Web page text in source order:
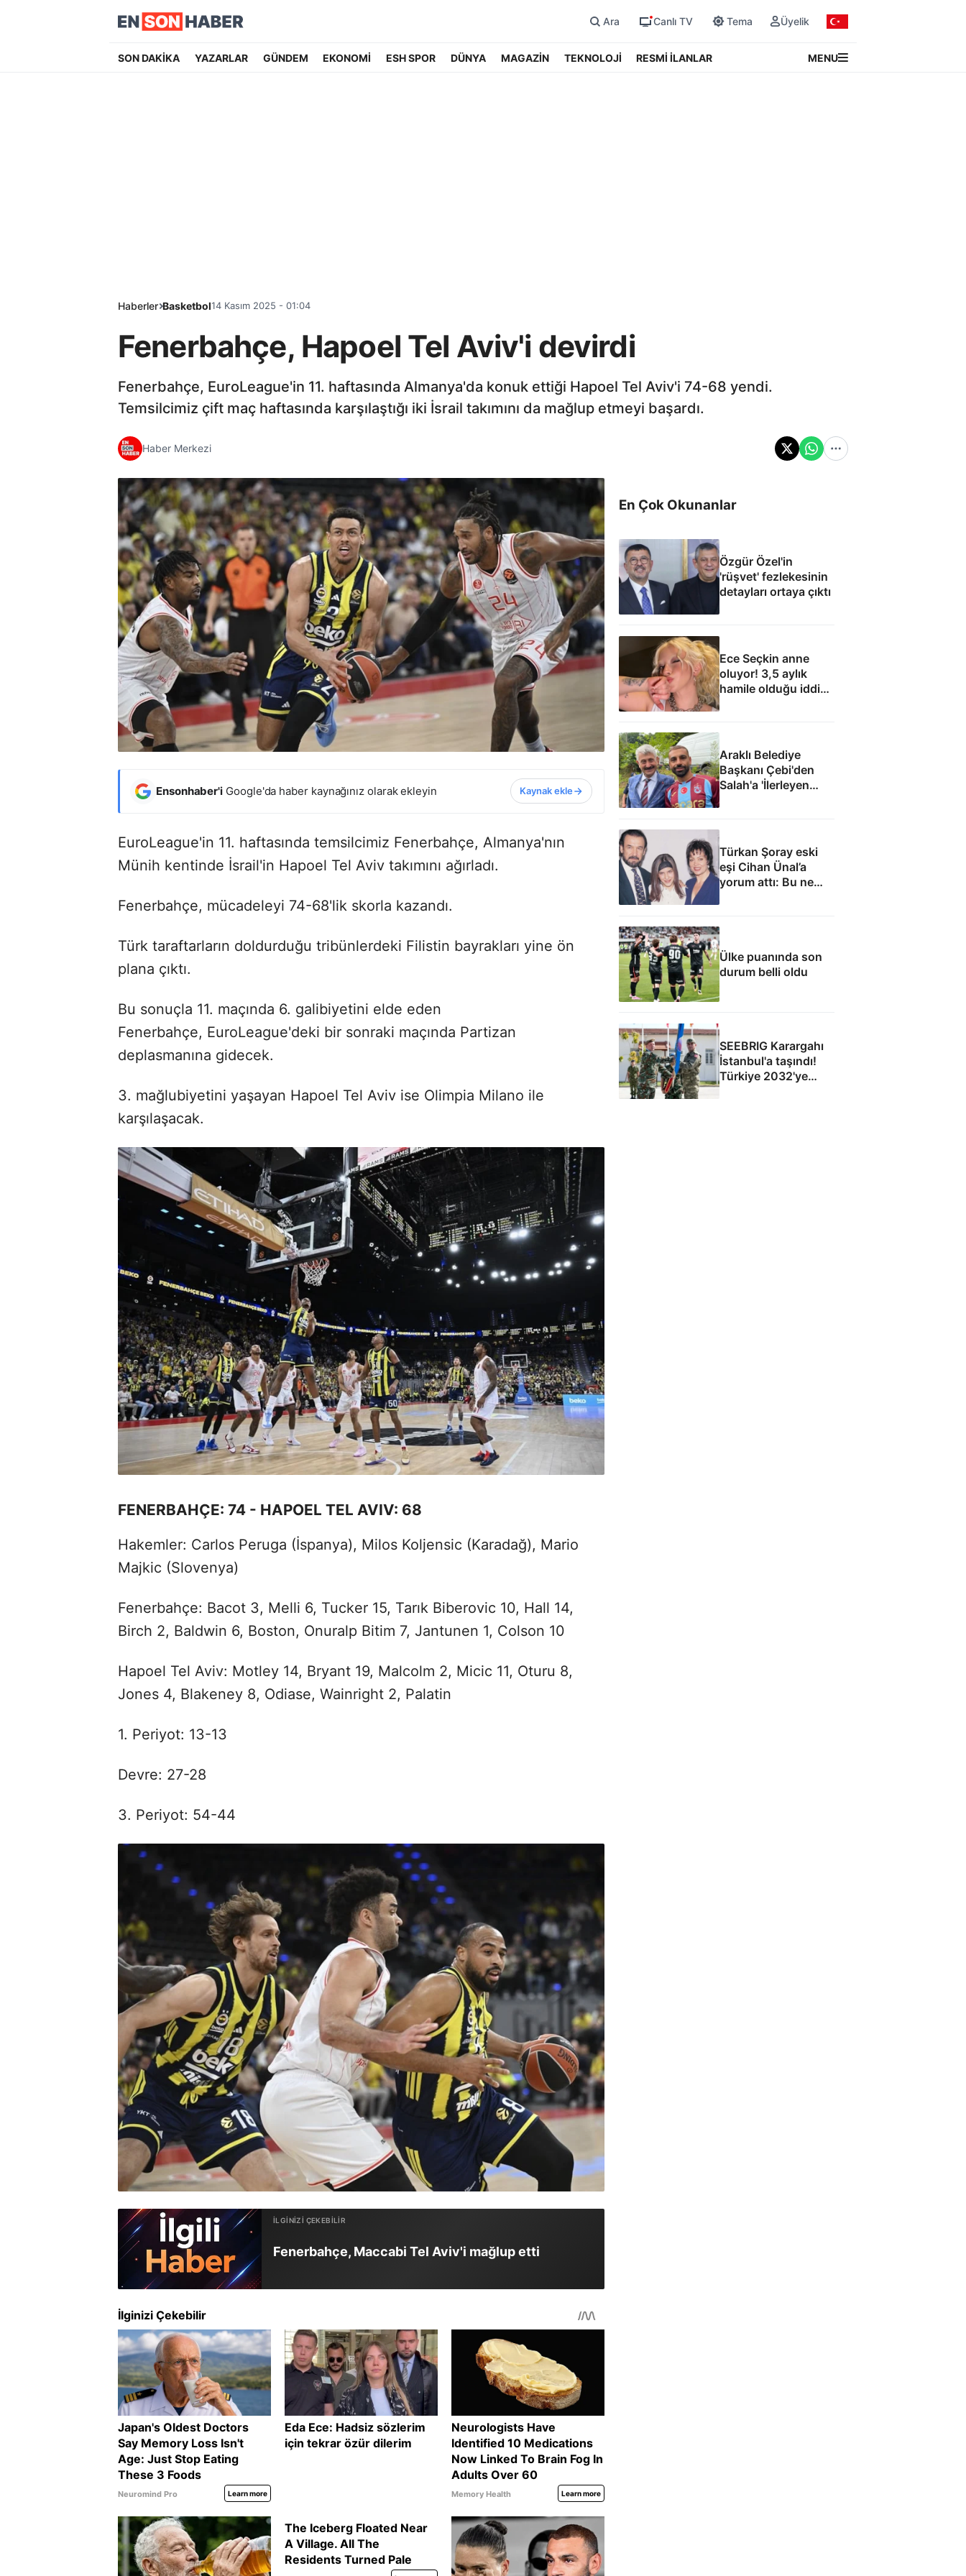
Ara Canlı TV Tema Üyelik
SON DAKİKA YAZARLAR GÜNDEM EKONOMİ ESH SPOR DÜNYA MAGAZİN TEKNOLOJİ RESMİ İLANLAR MENU
Haberler Basketbol14 Kasım 2025 - 01:04
Fenerbahçe, Hapoel Tel Aviv'i devirdi
Fenerbahçe, EuroLeague'in 11. haftasında Almanya'da konuk ettiği Hapoel Tel Aviv'i 74-68 yendi.
Temsilcimiz çift maç haftasında karşılaştığı iki İsrail takımını da mağlup etmeyi başardı.
Haber Merkezi
Ensonhaber'i Google'da haber kaynağınız olarak ekleyin Kaynak ekle
EuroLeague'in 11. haftasında temsilcimiz Fenerbahçe, Almanya'nın
Münih kentinde İsrail'in Hapoel Tel Aviv takımını ağırladı.
Fenerbahçe, mücadeleyi 74-68'lik skorla kazandı.
Türk taraftarların doldurduğu tribünlerdeki Filistin bayrakları yine ön
plana çıktı.
Bu sonuçla 11. maçında 6. galibiyetini elde eden
Fenerbahçe, EuroLeague'deki bir sonraki maçında Partizan
deplasmanına gidecek.
3. mağlubiyetini yaşayan Hapoel Tel Aviv ise Olimpia Milano ile
karşılaşacak.
FENERBAHÇE: 74 - HAPOEL TEL AVIV: 68
Hakemler: Carlos Peruga (İspanya), Milos Koljensic (Karadağ), Mario
Majkic (Slovenya)
Fenerbahçe: Bacot 3, Melli 6, Tucker 15, Tarık Biberovic 10, Hall 14,
Birch 2, Baldwin 6, Boston, Onuralp Bitim 7, Jantunen 1, Colson 10
Hapoel Tel Aviv: Motley 14, Bryant 19, Malcolm 2, Micic 11, Oturu 8,
Jones 4, Blakeney 8, Odiase, Wainright 2, Palatin
1. Periyot: 13-13
Devre: 27-28
3. Periyot: 54-44
Fenerbahçe, Maccabi Tel Aviv'i mağlup etti
En Çok Okunanlar
Özgür Özel'in
'rüşvet' fezlekesinin
detayları ortaya çıktı
Ece Seçkin anne
oluyor! 3,5 aylık
hamile olduğu iddia
edildi
Araklı Belediye
Başkanı Çebi'den
Salah'a 'İlerleyen
yıllarda Mısır'a
yaşa' teklifi
Türkan Şoray eski
eşi Cihan Ünal’a
yorum attı: Bu ne
Ülke puanında son
durum belli oldu
SEEBRIG Karargahı
İstanbul'a taşındı!
Türkiye 2032'ye
kadar ev sahibi